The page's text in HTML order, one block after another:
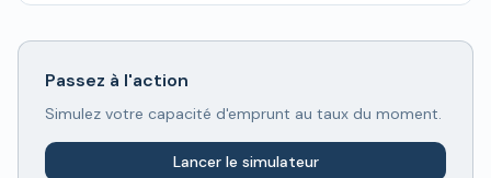
Passez à l'action
Simulez votre capacité d'emprunt au taux du moment.
Lancer le simulateur